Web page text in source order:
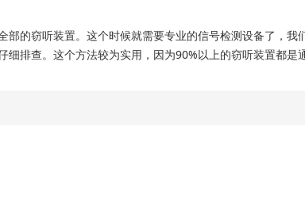
的窃听装置。这个时候就需要专业的信号检测设备了，我
排查。这个方法较为实用，因为90%以上的窃听装置都是